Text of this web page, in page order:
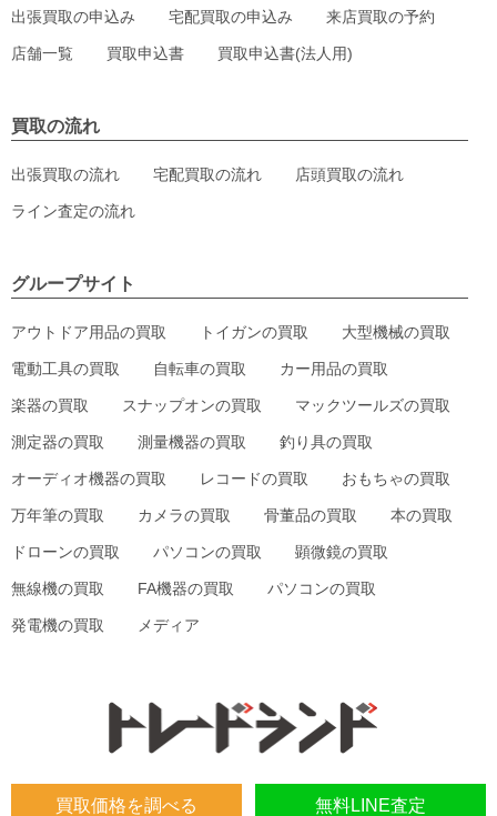
買取価格を調べる 無料LINE査定
出張買取の申込み 宅配買取の申込み 来店買取の予約
店舗一覧 買取申込書 買取申込書(法人用)
買取の流れ
出張買取の流れ 宅配買取の流れ 店頭買取の流れ
ライン査定の流れ
グループサイト
アウトドア用品の買取 トイガンの買取 大型機械の買取
電動工具の買取 自転車の買取 カー用品の買取
楽器の買取 スナップオンの買取 マックツールズの買取
測定器の買取 測量機器の買取 釣り具の買取
オーディオ機器の買取 レコードの買取 おもちゃの買取
万年筆の買取 カメラの買取 骨董品の買取 本の買取
ドローンの買取 パソコンの買取 顕微鏡の買取
無線機の買取 FA機器の買取 パソコンの買取
発電機の買取 メディア